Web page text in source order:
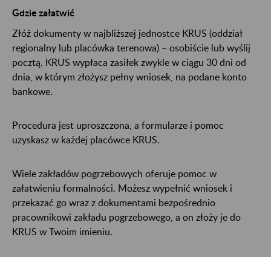
Gdzie załatwić
Złóż dokumenty w najbliższej jednostce KRUS (oddział
regionalny lub placówka terenowa) – osobiście lub wyślij
pocztą. KRUS wypłaca zasiłek zwykle w ciągu 30 dni od
dnia, w którym złożysz pełny wniosek, na podane konto
bankowe.
Procedura jest uproszczona, a formularze i pomoc
uzyskasz w każdej placówce KRUS.
Wiele zakładów pogrzebowych oferuje pomoc w
załatwieniu formalności. Możesz wypełnić wniosek i
przekazać go wraz z dokumentami bezpośrednio
pracownikowi zakładu pogrzebowego, a on złoży je do
KRUS w Twoim imieniu.